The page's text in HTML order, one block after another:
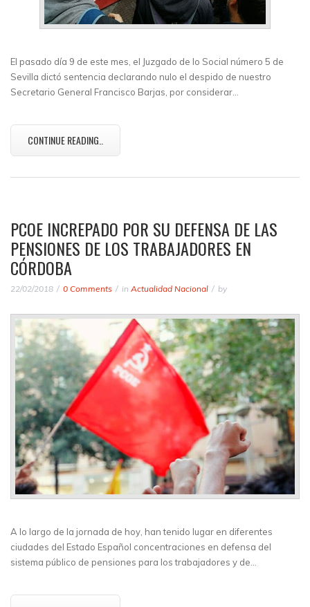
El pasado día 9 de este mes, el Juzgado de lo Social número 5 de
Sevilla dictó sentencia declarando nulo el despido de nuestro
Secretario General Francisco Barjas, por considerar…
CONTINUE READING..
PCOE INCREPADO POR SU DEFENSA DE LAS
PENSIONES DE LOS TRABAJADORES EN
CÓRDOBA
22/02/2018 0 Comments in Actualidad Nacional by
A lo largo de la jornada de hoy, han tenido lugar en diferentes
ciudades del Estado Español concentraciones en defensa del
sistema público de pensiones para los trabajadores y de…